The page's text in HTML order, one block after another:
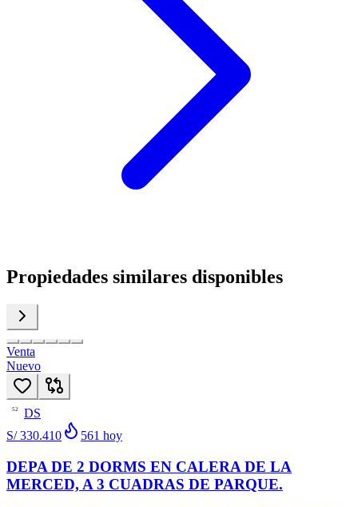
Propiedades similares disponibles
Venta
Nuevo
52
DS
S/ 330.410
561 hoy
DEPA DE 2 DORMS EN CALERA DE LA
MERCED, A 3 CUADRAS DE PARQUE.